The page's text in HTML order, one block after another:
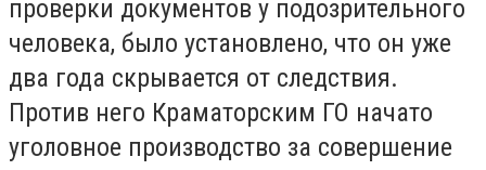
проверки документов у подозрительного
человека, было установлено, что он уже
два года скрывается от следствия.
Против него Краматорским ГО начато
уголовное производство за совершение